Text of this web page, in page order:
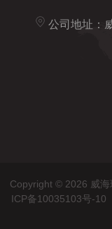
公司地址：
Copyright © 2026 威
ICP备10035103号-10